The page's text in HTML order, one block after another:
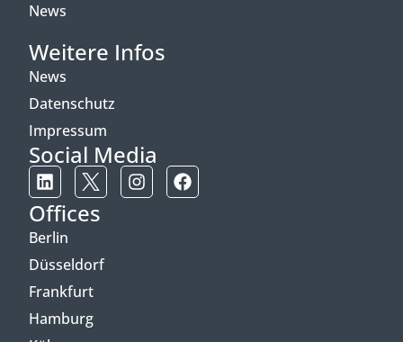
News
Weitere Infos
News
Datenschutz
Impressum
Social Media
Offices
Berlin
Düsseldorf
Frankfurt
Hamburg